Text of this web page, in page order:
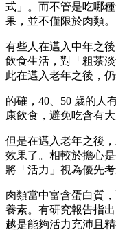
式」。而不管是吃哪
果，並不僅限於肉類。
有些人在邁入中年之
飲食生活，對「粗茶
此在邁入老年之後，
的確，40、50 歲的人
康飲食，避免吃含有
但是在邁入老年之後
效果了。相較於擔心
將「活力」視為優先
肉類當中富含蛋白質
養素。有研究報告指
越是能夠活力充沛且